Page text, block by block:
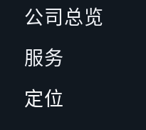
公司总览
服务
定位